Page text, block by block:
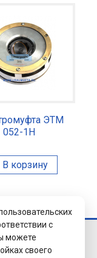
ЭТМ
052-1Н
с
можете
своего